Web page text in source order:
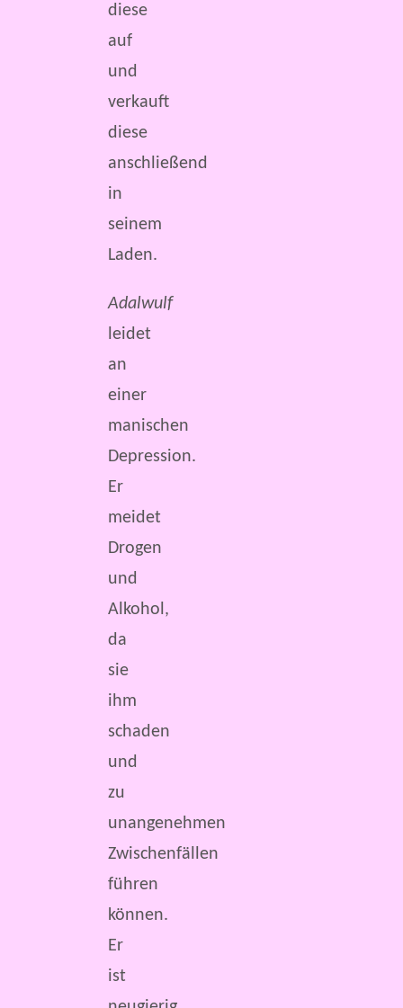
diese
auf
und
verkauft
diese
anschließend
in
seinem
Laden.
Adalwulf
leidet
an
einer
manischen
Depression.
Er
meidet
Drogen
und
Alkohol,
da
sie
ihm
schaden
und
zu
unangenehmen
Zwischenfällen
führen
können.
Er
ist